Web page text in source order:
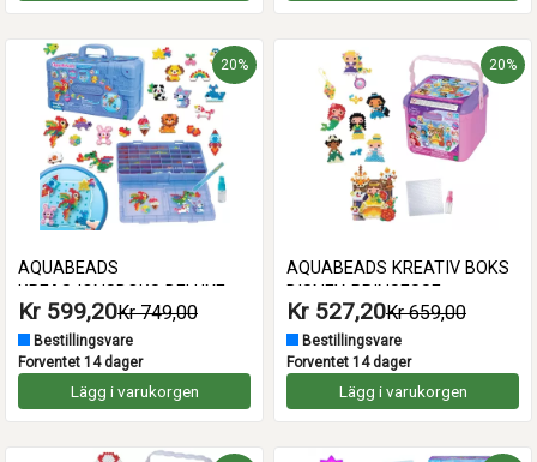
20%
AQUABEADS
KREASJONSBOKS DELUXE
Kr 599,20Kr 749,00
Bestillingsvare
Forventet 14 dager
Lägg i varukorgen
20%
AQUABEADS KREATIV BOKS
DISNEY-PRINSESSE
Kr 527,20Kr 659,00
Bestillingsvare
Forventet 14 dager
Lägg i varukorgen